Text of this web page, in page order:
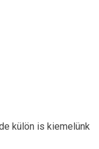
külön is kiemelünk